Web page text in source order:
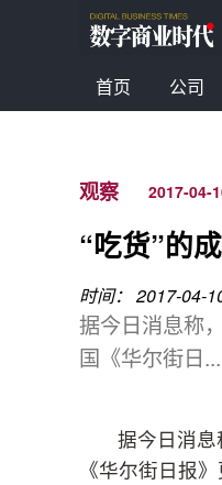
首页 公司
观察 2017-04-
“吃货”的
时间： 2017-04-
据今日消息称
国《华尔街日...
据今日消
《华尔街日报